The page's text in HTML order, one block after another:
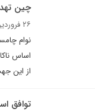
چین
۲۶ فروردین ۱۳۸۶
نوام
اساس
از این
توافق